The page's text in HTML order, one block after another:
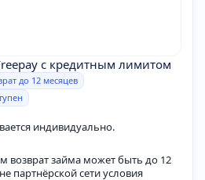
с кредитным лимитом
до 12 месяцев
индивидуально.
возврат займа может быть до 12
партнёрской сети условия